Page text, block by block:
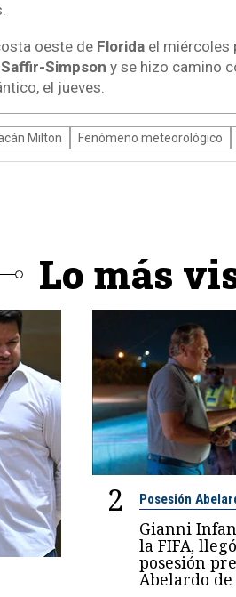
oeste deFloridael miércoles
Saffir-Simpson y se hizo camino
el jueves.
Milton Fenómeno meteorológico
Lo más
2 Posesión
Gianni
la FIFA,
posesión
Abelardo